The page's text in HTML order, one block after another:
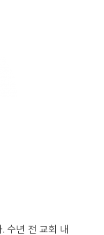
수년 전 교회 내